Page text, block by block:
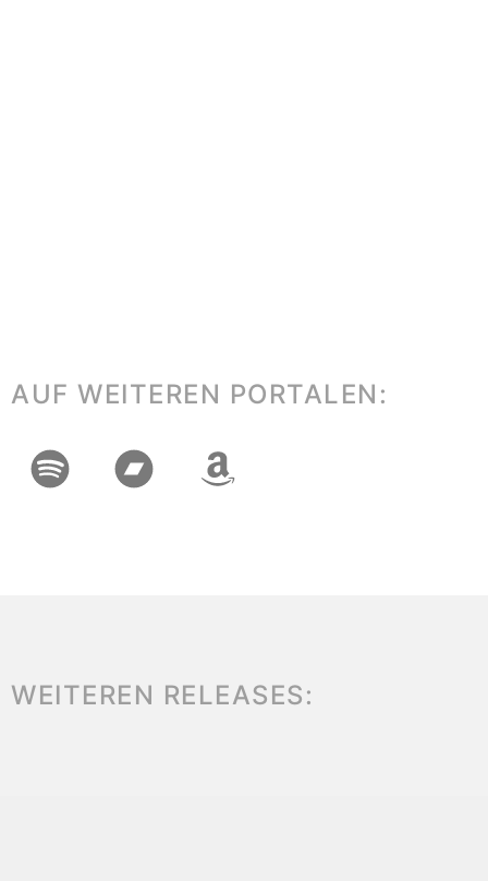
AUF WEITEREN PORTALEN:
WEITEREN RELEASES: